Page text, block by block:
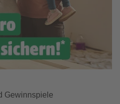
Gewinnspiele